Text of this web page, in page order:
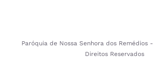
Paróquia de Nossa Senhora dos Remédios -
Direitos Reservados